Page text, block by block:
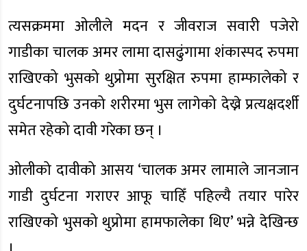
त्यसक्रममा ओलीले मदन र जीवराज सवारी पजेरो
गाडीका चालक अमर लामा दासढुंगामा शंकास्पद रुपमा
राखिएको भुसको थुप्रोमा सुरक्षित रुपमा हाम्फालेको र
दुर्घटनापछि उनको शरीरमा भुस लागेको देख्ने प्रत्यक्षदर्शी
समेत रहेको दावी गरेका छन् ।
ओलीको दावीको आसय ‘चालक अमर लामाले जानजान
गाडी दुर्घटना गराएर आफू चाहिँ पहिल्यै तयार पारेर
राखिएको भुसको थुप्रोमा हामफालेका थिए’ भन्ने देखिन्छ